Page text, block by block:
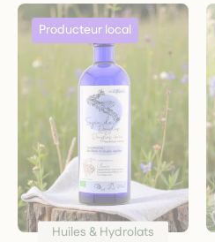
Huiles & Hydrolats